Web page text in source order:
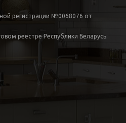
регистрации №0068076 от
реестре Республики Беларусь: